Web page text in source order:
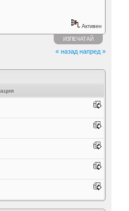
Активен
ИЗПЕЧАТАЙ
« назад напред »